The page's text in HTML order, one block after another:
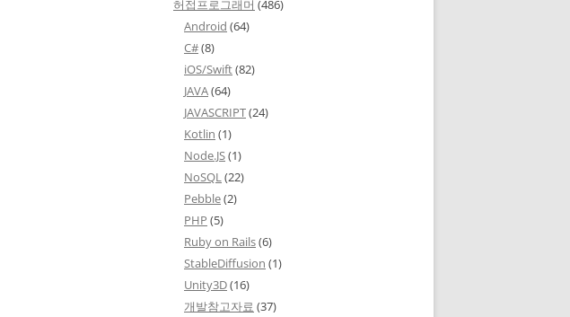
허접프로그래머 (486)
Android (64)
C#(8)
iOS/Swift(82)
JAVA(64)
JAVASCRIPT(24)
Kotlin (1)
Node.JS(1)
NoSQL(22)
Pebble(2)
PHP (5)
Ruby on Rails(6)
StableDiffusion (1)
Unity3D(16)
개발참고자료 (37)